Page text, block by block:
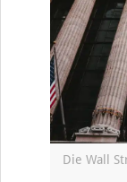
Die Wall